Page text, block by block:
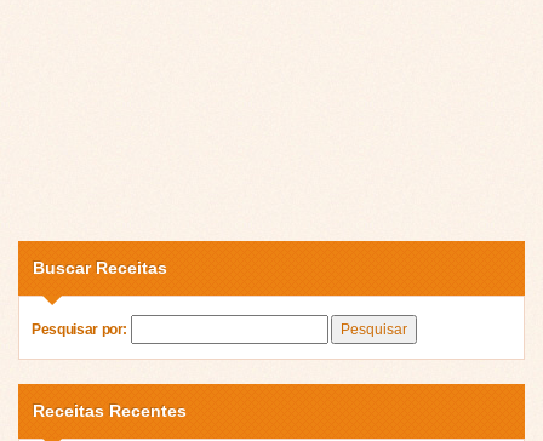
Buscar Receitas
Pesquisar por:
Receitas Recentes